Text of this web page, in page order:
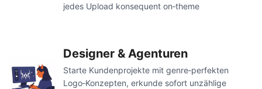
jedes Upload konsequent on‑theme
Designer & Agenturen
Starte Kundenprojekte mit genre‑perfekten
Logo‑Konzepten, erkunde sofort unzählige